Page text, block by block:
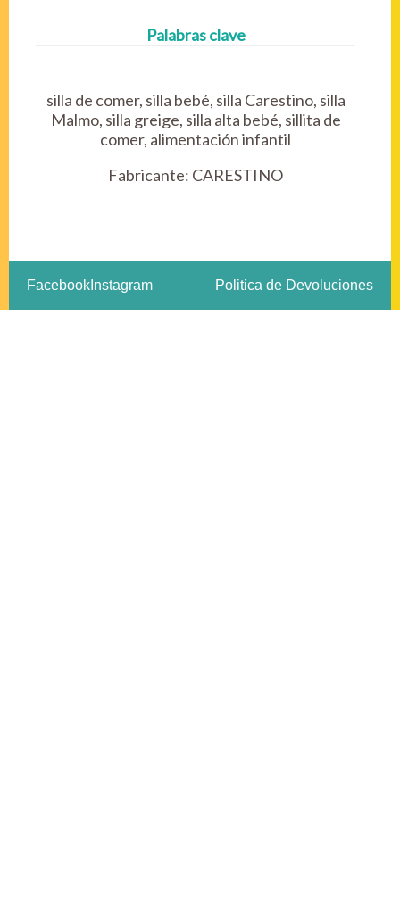
Palabras clave
silla de comer, silla bebé, silla Carestino, silla
Malmo, silla greige, silla alta bebé, sillita de
comer, alimentación infantil
Fabricante: CARESTINO
Facebook Instagram Politica de Devoluciones